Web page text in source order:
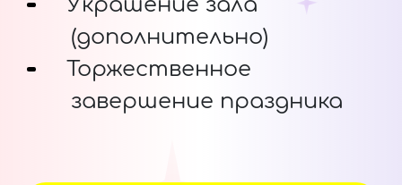
(дополнительно)
Торжественное
завершение праздника